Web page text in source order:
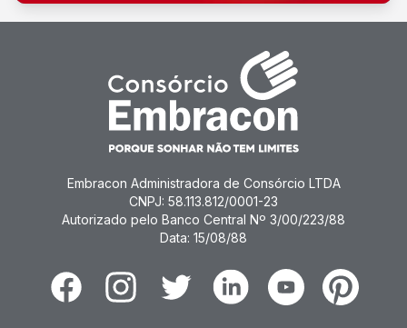
Embracon Administradora de Consórcio LTDA
CNPJ: 58.113.812/0001-23
Autorizado pelo Banco Central Nº 3/00/223/88
Data: 15/08/88
FacebookInstagramTwitter LinkedinYoutubePinterest